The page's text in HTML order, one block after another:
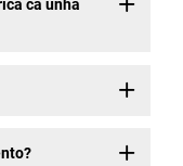
ca unha